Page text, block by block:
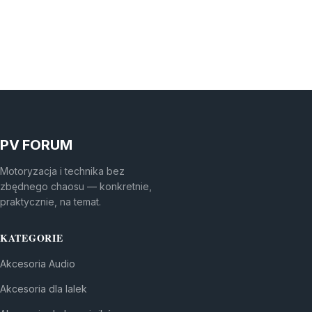
PV FORUM
Motoryzacja i technika bez
zbędnego chaosu — konkretnie,
praktycznie, na temat.
KATEGORIE
Akcesoria Audio
Akcesoria dla lalek